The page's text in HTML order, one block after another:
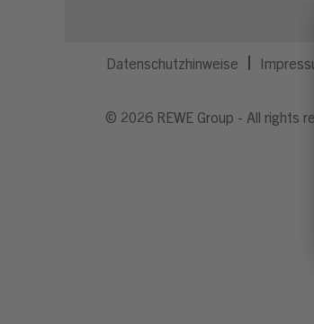
Datenschutzhinweise
© 2026 REWE Group - All rights